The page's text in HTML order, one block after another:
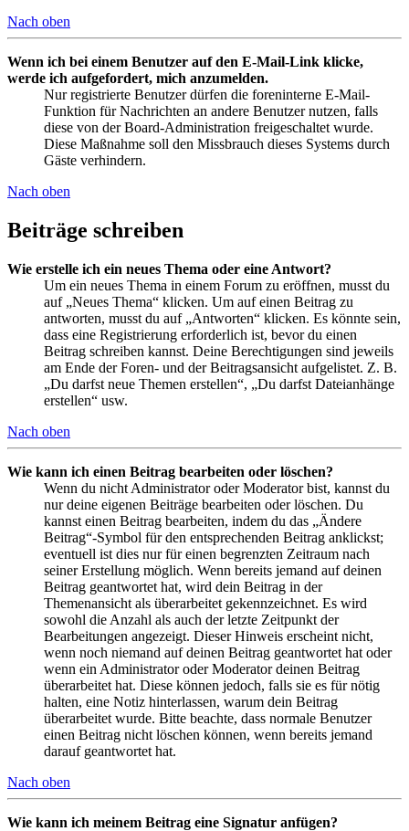
Nach oben
Wenn ich bei einem Benutzer auf den E-Mail-Link klicke,
werde ich aufgefordert, mich anzumelden.
Nur registrierte Benutzer dürfen die foreninterne E-Mail-
Funktion für Nachrichten an andere Benutzer nutzen, falls
diese von der Board-Administration freigeschaltet wurde.
Diese Maßnahme soll den Missbrauch dieses Systems durch
Gäste verhindern.
Nach oben
Beiträge schreiben
Wie erstelle ich ein neues Thema oder eine Antwort?
Um ein neues Thema in einem Forum zu eröffnen, musst du
auf „Neues Thema“ klicken. Um auf einen Beitrag zu
antworten, musst du auf „Antworten“ klicken. Es könnte sein,
dass eine Registrierung erforderlich ist, bevor du einen
Beitrag schreiben kannst. Deine Berechtigungen sind jeweils
am Ende der Foren- und der Beitragsansicht aufgelistet. Z. B.
„Du darfst neue Themen erstellen“, „Du darfst Dateianhänge
erstellen“ usw.
Nach oben
Wie kann ich einen Beitrag bearbeiten oder löschen?
Wenn du nicht Administrator oder Moderator bist, kannst du
nur deine eigenen Beiträge bearbeiten oder löschen. Du
kannst einen Beitrag bearbeiten, indem du das „Ändere
Beitrag“-Symbol für den entsprechenden Beitrag anklickst;
eventuell ist dies nur für einen begrenzten Zeitraum nach
seiner Erstellung möglich. Wenn bereits jemand auf deinen
Beitrag geantwortet hat, wird dein Beitrag in der
Themenansicht als überarbeitet gekennzeichnet. Es wird
sowohl die Anzahl als auch der letzte Zeitpunkt der
Bearbeitungen angezeigt. Dieser Hinweis erscheint nicht,
wenn noch niemand auf deinen Beitrag geantwortet hat oder
wenn ein Administrator oder Moderator deinen Beitrag
überarbeitet hat. Diese können jedoch, falls sie es für nötig
halten, eine Notiz hinterlassen, warum dein Beitrag
überarbeitet wurde. Bitte beachte, dass normale Benutzer
einen Beitrag nicht löschen können, wenn bereits jemand
darauf geantwortet hat.
Nach oben
Wie kann ich meinem Beitrag eine Signatur anfügen?